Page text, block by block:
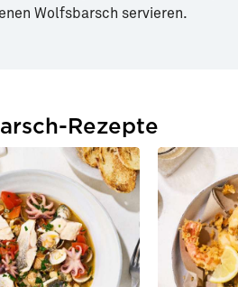
Wolfsbarsch servieren.
Rezepte